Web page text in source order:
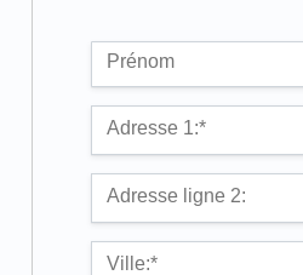
Nom :
Prénom
Adresse de
Adresse 1:*
Adresse ligne 2:
Ville:*